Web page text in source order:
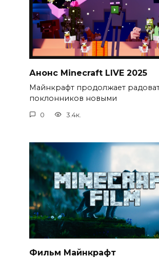
Анонс Minecraft LIVE 2025
Майнкрафт продолжает
поклонников новыми
0 3.4к.
Фильм Майнкрафт